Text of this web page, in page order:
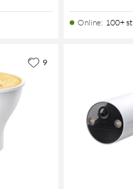
Online: 100+ st
9